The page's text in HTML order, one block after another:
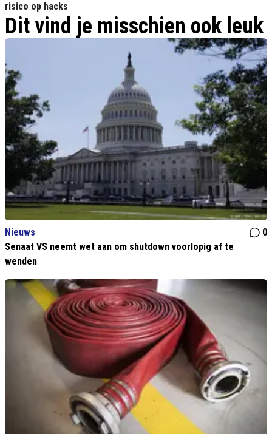
risico op hacks
Dit vind je misschien ook leuk
Nieuws
0
Senaat VS neemt wet aan om shutdown voorlopig af te
wenden